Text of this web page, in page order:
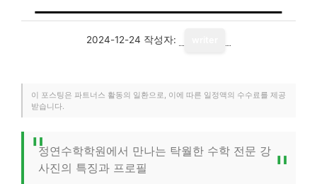
2024-12-24 작성자:
이 포스팅은 파트너스 활동의 일환으로, 이에 따른 일정액의 수수료를 제공
받습니다.
정연수학학원에서 만나는 탁월한 수학 전문 강
사진의 특징과 프로필